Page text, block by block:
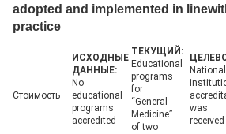
adopted and implemented in
practice
Стоимость
No
educational
programs
accredited
Educational
programs
for
“General
Medicine”
of two
National
was
received